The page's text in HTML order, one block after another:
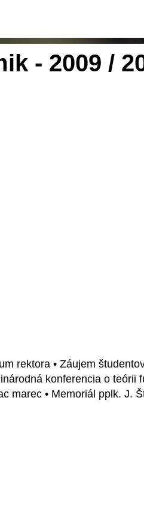
- 2009 /
rektora • Záujem
konferencia o
marec • Memoriál pplk. J.